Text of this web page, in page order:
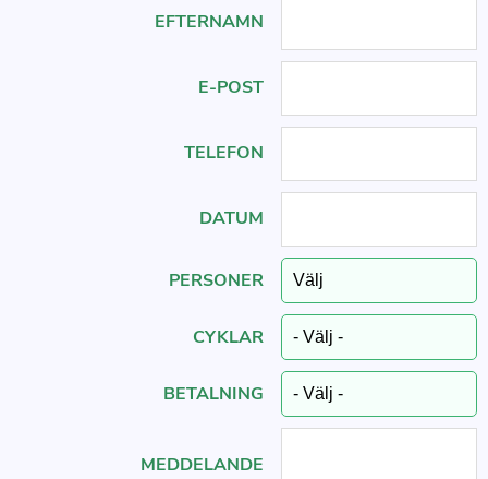
EFTERNAMN
E-POST
TELEFON
DATUM
PERSONER
CYKLAR
BETALNING
MEDDELANDE